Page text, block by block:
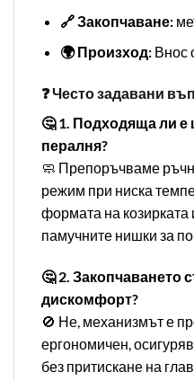
🔗 Закопчаване:
🌍 Произход:Внос
❓ Често задавани
🤔 1. Подходяща ли е
пералня?
🧼 Препоръчваме
режим при ниска
формата на козирката
памучните нишки за
🤔 2. Закопчаването
дискомфорт?
🚫 Не, механизмът е
ергономичен,
без притискане на